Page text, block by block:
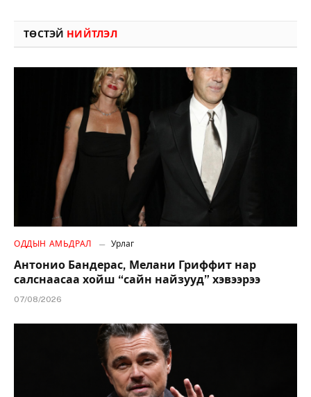
ТӨСТЭЙ НИЙТЛЭЛ
ОДДЫН АМЬДРАЛ Урлаг
Антонио Бандерас, Мелани Гриффит нар
салснаасаа хойш “сайн найзууд” хэвээрээ
07/08/2026